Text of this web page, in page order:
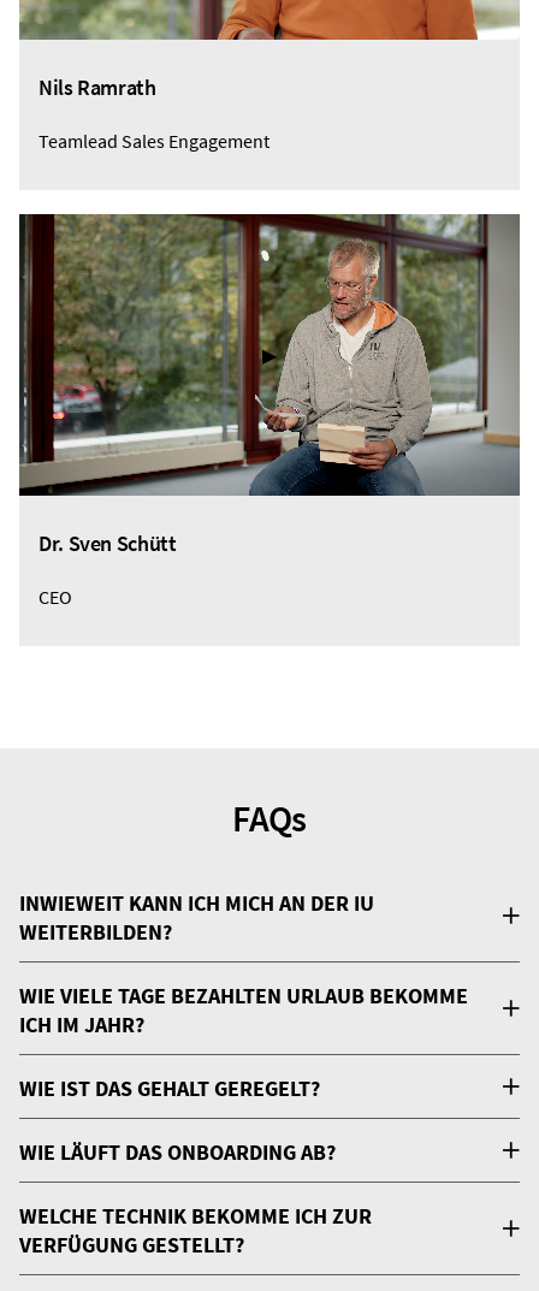
Nils Ramrath
Teamlead Sales Engagement
▶
Dr. Sven Schütt
CEO
FAQs
INWIEWEIT KANN ICH MICH AN DER IU
WEITERBILDEN?
WIE VIELE TAGE BEZAHLTEN URLAUB BEKOMME
ICH IM JAHR?
WIE IST DAS GEHALT GEREGELT?
WIE LÄUFT DAS ONBOARDING AB?
WELCHE TECHNIK BEKOMME ICH ZUR
VERFÜGUNG GESTELLT?